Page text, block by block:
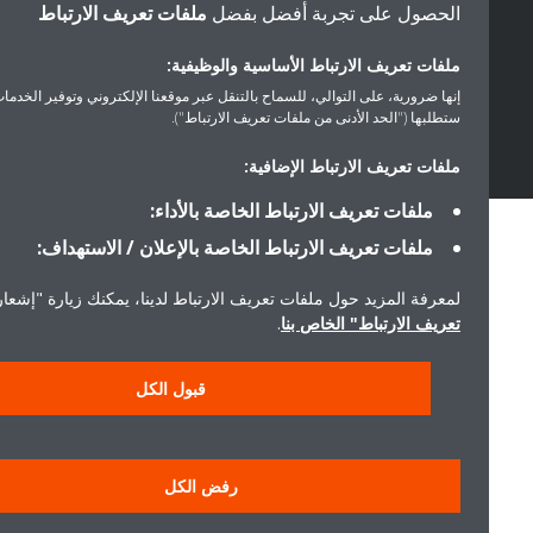
أخلاقيات الشركة
الحصول على تجربة أفضل بفضلملفات تعريف الارتباط
ملفات تعريف الارتباط الأساسية والوظيفية:
إنها ضرورية، على التوالي، للسماح بالتنقل عبر موقعنا الإلكتروني وتوفير الخدمات التي
ستطلبها ("الحد الأدنى من ملفات تعريف الارتباط").
ملفات تعريف الارتباط الإضافية:
ملفات تعريف الارتباط الخاصة بالأداء:
ملفات تعريف الارتباط الخاصة بالإعلان / الاستهداف:
لمعرفة المزيد حول ملفات تعريف الارتباط لدينا، يمكنك زيارة "إشعار
تعريف الارتباط" الخاص بنا.
قبول الكل
رفض الكل